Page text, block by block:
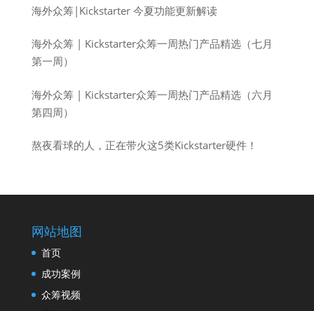
海外众筹|Kickstarter 今夏功能更新解读
海外众筹 | Kickstarter众筹一周热门产品精选（七月
第一周）
海外众筹 | Kickstarter众筹一周热门产品精选（六月
第四周）
熬夜看球的人，正在带火这5类Kickstarter硬件！
网站地图
首页
成功案例
众筹视频